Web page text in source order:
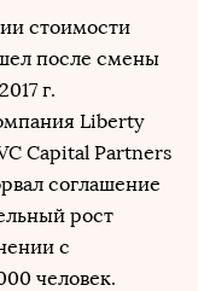
стоимости
после смены
г.
Liberty
Capital Partners
соглашение
рост
с
человек.